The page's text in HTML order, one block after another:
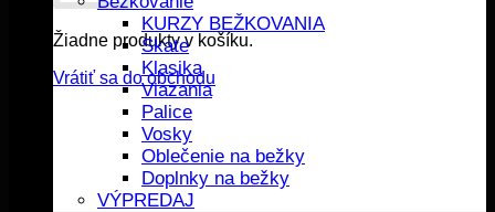
Žiadne produkty v košíku.
Vrátiť sa do obchodu
KURZY BEŽKOVANIA
Skate
Klasika
Viazania
Palice
Vosky
Oblečenie na bežky
Doplnky na bežky
VÝPREDAJ